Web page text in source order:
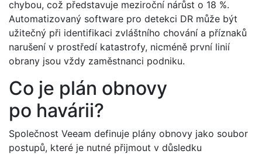
chybou, což představuje meziroční nárůst o 18 %.
Automatizovaný software pro detekci DR může být
užitečný při identifikaci zvláštního chování a příznaků
narušení v prostředí katastrofy, nicméně první linií
obrany jsou vždy zaměstnanci podniku.
Co je plán obnovy
po havárii?
Společnost Veeam definuje plány obnovy jako soubor
postupů, které je nutné přijmout v důsledku